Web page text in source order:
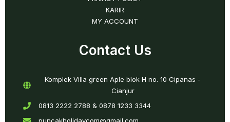
KARIR
MY ACCOUNT
Contact Us
Komplek Villa green Aple blok H no. 10 Cipanas -
Cianjur
0813 2222 2788 & 0878 1233 3344